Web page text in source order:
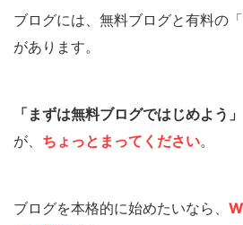
ブログには、無料ブログと有料の
があります。
「まずは無料ブログではじめよう」
が、 ちょっとまってください。
ブログを本格的に始めたいなら、